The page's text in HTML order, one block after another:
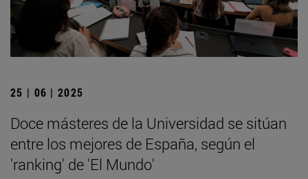
25 | 06 | 2025
Doce másteres de la Universidad se sitúan
entre los mejores de España, según el
'ranking' de 'El Mundo'